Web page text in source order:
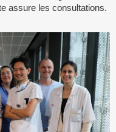
assure les consultations.